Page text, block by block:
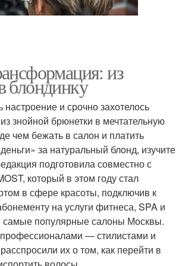
из
блондинку
и срочно захотелось
знойной брюнетки в мечтательную
чем бежать в салон и платить
за натуральный блонд, изучите
подготовила совместно с
который в этом году стал
в сфере красоты, подключив к
на услуги фитнеса, SPA и
самые популярные салоны Москвы.
— стилистами и
их о том, как перейти в